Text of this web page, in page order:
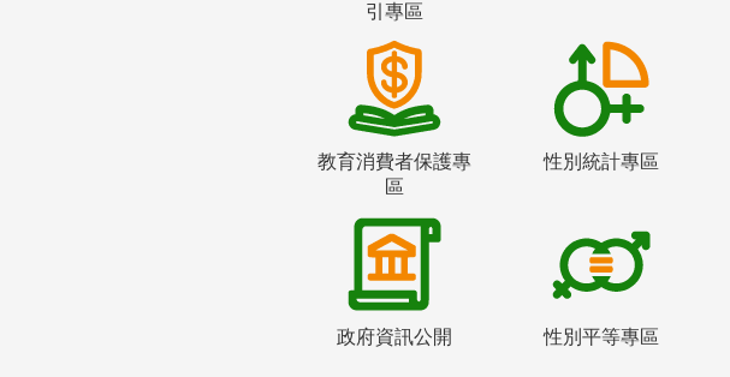
引專區
教育消費者保護專
區
性別統計專區
政府資訊公開 性別平等專區